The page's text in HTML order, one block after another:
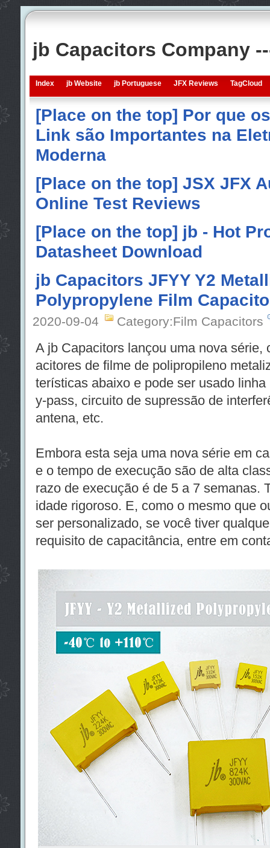
jb Capacitors Company
Index jb Website jb Portuguese JFX Reviews TagCloud
[Place on the top] Por que
Link são Importantes na
Moderna
[Place on the top] JSX JFX
Online Test Reviews
[Place on the top] jb - Hot
Datasheet Download
jb Capacitors JFYY Y2
Polypropylene Film
2020-09-04 Category:Film Capacitors
A jb Capacitors lançou uma nova série,
acitores de filme de polipropileno
terísticas abaixo e pode ser usado
y-pass, circuito de supressão de
antena, etc.
Embora esta seja uma nova série em
e o tempo de execução são de alta
razo de execução é de 5 a 7 semanas.
idade rigoroso. E, como o mesmo que
ser personalizado, se você tiver
requisito de capacitância, entre em